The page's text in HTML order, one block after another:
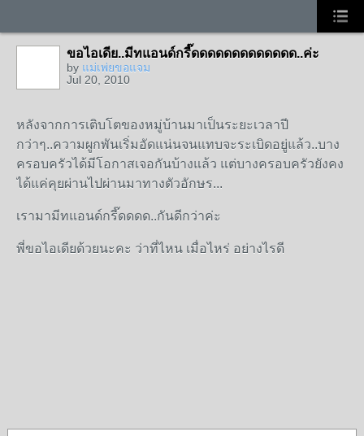
ขอไอเดีย..มีทแอนด์กรี๊ดดดดดดดดดดดดด..ค่ะ
by แม่เพ่ยขอแจม
Jul 20, 2010
หลังจากการเติบโตของหมู่บ้านมาเป็นระยะเวลาปี
กว่าๆ..ความผูกพันเริ่มอัดแน่นจนแทบจะระเบิดอยู่แล้ว..บาง
ครอบครัวได้มีโอกาสเจอกันบ้างแล้ว แต่บางครอบครัวยังคง
ได้แค่คุยผ่านไปผ่านมาทางตัวอักษร...
เรามามีทแอนด์กรี๊ดดดด..กันดีกว่าค่ะ
พี่ขอไอเดียด้วยนะคะ ว่าที่ไหน เมื่อไหร่ อย่างไรดี